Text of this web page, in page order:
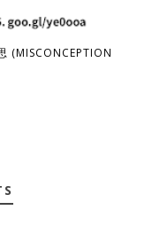
(MISCONCEPTION